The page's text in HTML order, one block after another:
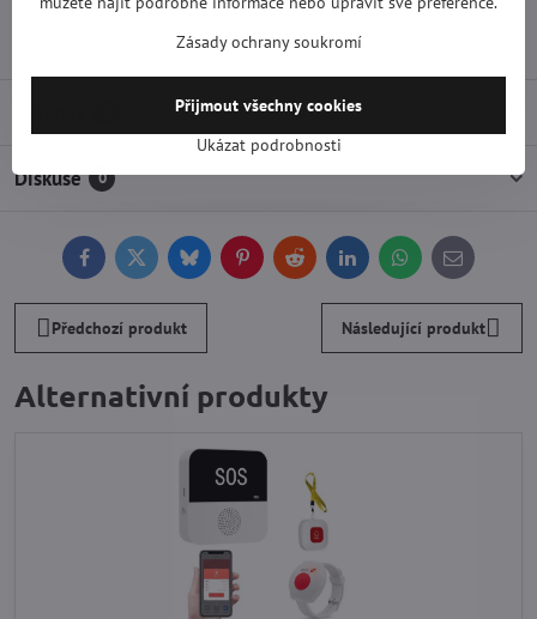
Zabezpečovací technika
Diskuse 0
FacebookTwitterBlueskyPinterestReddit LinkedInWhatsApp
E-
mail
Předchozí produkt Následující produkt
Alternativní produkty
Zásady ochrany soukromí
Ukázat podrobnosti
Přijmout všechny cookies